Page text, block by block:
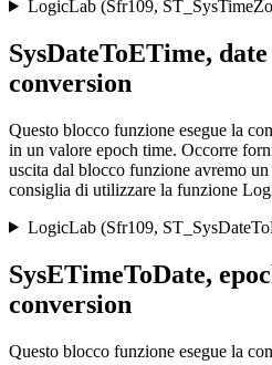
LogicLab (Sfr109,
SysDateToETime,
conversion
Questo blocco funzione esegue la
in un valore epoch time. Occorre
uscita dal blocco funzione avremo
consiglia di utilizzare la funzione
LogicLab (Sfr109,
SysETimeToDate,
conversion
Questo blocco funzione esegue la